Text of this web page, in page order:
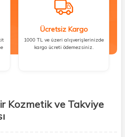
Ücretsiz Kargo
1000 TL ve üzeri alışverişlerinizde
kargo ücreti ödemezsiniz.
Kozmetik ve Takviye